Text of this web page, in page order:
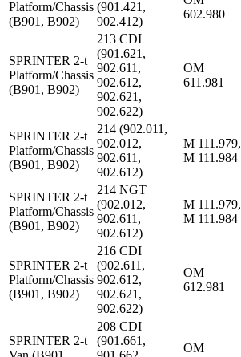
Platform/Chassis
(B901, B902)
(901.421,
902.412)
602.980
SPRINTER 2-t
Platform/Chassis
(B901, B902)
213 CDI
(901.621,
902.611,
902.612,
902.621,
902.622)
OM
611.981
SPRINTER 2-t
Platform/Chassis
(B901, B902)
214 (902.011,
902.012,
902.611,
902.612)
M 111.979,
M 111.984
SPRINTER 2-t
Platform/Chassis
(B901, B902)
214 NGT
(902.012,
902.611,
902.612)
M 111.979,
M 111.984
SPRINTER 2-t
Platform/Chassis
(B901, B902)
216 CDI
(902.611,
902.612,
902.621,
902.622)
OM
612.981
SPRINTER 2-t
208 CDI
(901.661,
OM